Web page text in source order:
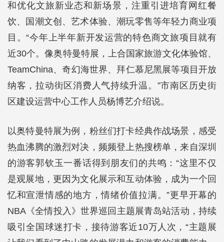
和优化文旅新业态和新场景，注重引进培育网红餐
饮、国潮文创、艺术体验、潮玩零售等年轻力商业项
目。“今年上半年新开发运营的特色商文旅项目就有
近30个。像奥特曼特展，上合国家旅游文化体验馆、
TeamChina、奇幻海世界、拜仁慕尼黑展等项目开放
纳客，拉动街区消费人气持续升温。”市南区历史街
区建设运营中心工作人员杨博艺介绍说。
以奥特曼特展为例，粉丝们打卡经典作战场景，感受
热血沸腾的激烈对决，频频登上热搜榜单，来自深圳
的游客郭钦玉一番话得到朋友们的共鸣：“这里不仅
是观展地，更因为文化展示和互动体验，成为一个回
忆和宣泄情感的地方，情绪价值拉满。”更早开幕的
NBA《全情投入》世界巡回主题展青岛站活动，持续
吸引全国球迷打卡，接待游客近10万人次，“主题展